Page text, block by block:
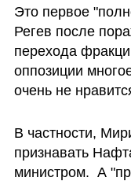
Это первое
Регев после
перехода
оппозиции
очень не
В частности,
признавать
министром.  А